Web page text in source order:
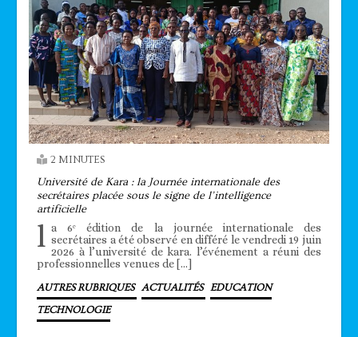
2 MINUTES
Université de Kara : la Journée internationale des
secrétaires placée sous le signe de l’intelligence
artificielle
l a 6ᵉ édition de la journée internationale des
secrétaires a été observé en différé le vendredi 19 juin
2026 à l’université de kara. l’événement a réuni des
professionnelles venues de […]
AUTRES RUBRIQUES ACTUALITÉS EDUCATION
TECHNOLOGIE